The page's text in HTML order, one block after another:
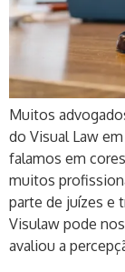
Muitos
do Visual Law
falamos em
muitos
parte de juízes e
Visulaw pode
avaliou a